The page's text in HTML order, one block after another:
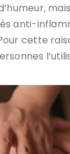
anti-
cette